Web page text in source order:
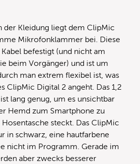
der Kleidung liegt dem ClipMic
Mikrofonklammer bei. Diese
befestigt (und nicht am
beim Vorgänger) und ist um
man extrem flexibel ist, was
ClipMic Digital 2 angeht. Das 1,2
lang genug, um es unsichtbar
Hemd zum Smartphone zu
steckt. Das ClipMic
in schwarz, eine hautfarbene
nicht im Programm. Gerade im
aber zwecks besserer